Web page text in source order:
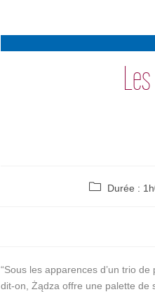
Durée :
“Sous les apparences d’un trio
dit-on, Żądza offre une palette de